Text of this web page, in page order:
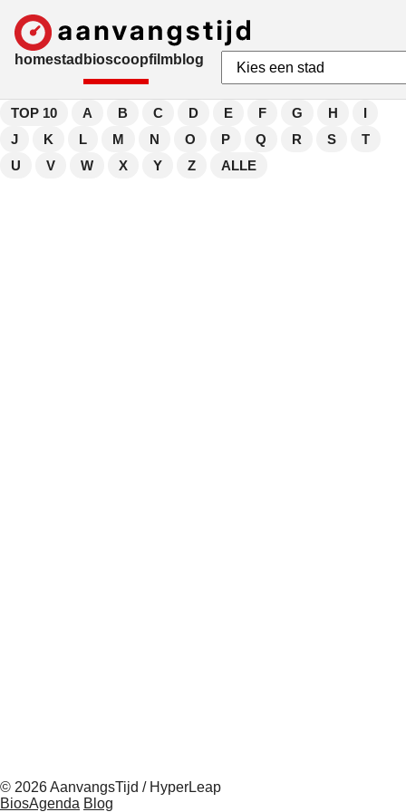
homestad bioscoopfilmblog
TOP 10 A B C D E F G H
I
J
K L M N O P Q R S
T
U
V W X Y Z ALLE
© 2026 AanvangsTijd / HyperLeap
BiosAgenda Blog